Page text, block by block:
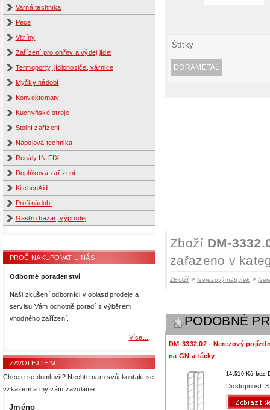
Varná technika
Pece
Vitríny
Zařízení pro ohřev a výdej jídel
Termoporty, jídlonosiče, várnice
Myčky nádobí
Konvektomaty
Kuchyňské stroje
Stolní zařízení
Nápojová technika
Regály IN-FIX
Doplňková zařízení
KitchenAid
Profi nádobí
Gastro bazar, výprodej
PROČ NAKUPOVAT U NÁS
Odborné poradenství
Naši zkušení odborníci v oblasti prodeje a
servisu Vám ochotně poradí s výběrem
vhodného zařízení.
Více...
ZAVOLEJTE MI
Chcete se domluvit? Nechte nam svůj kontakt se
vzkazem a my vám zavoláme.
Jméno
Štítky
DORAMETAL
Zboží DM-
zařazeno v
ZBOŽÍ >Nerezový nábytek >
PODOBNÉ
DM-3332.02 - Nerezový
na GN a tácky
14.510 Kč bez
Dostupnost: